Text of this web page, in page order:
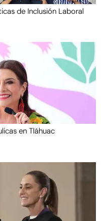
de Inclusión Laboral
en Tláhuac